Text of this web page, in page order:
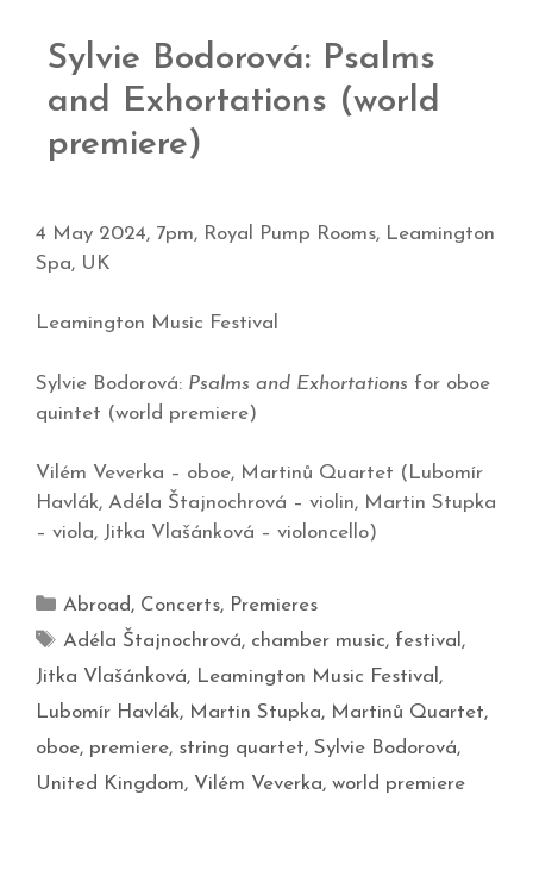
Sylvie Bodorová: Psalms
and Exhortations (world
premiere)
4 May 2024, 7pm, Royal Pump Rooms, Leamington
Spa, UK
Leamington Music Festival
Sylvie Bodorová: Psalms and Exhortations for oboe
quintet (world premiere)
Vilém Veverka – oboe, Martinů Quartet (Lubomír
Havlák, Adéla Štajnochrová – violin, Martin Stupka
– viola, Jitka Vlašánková – violoncello)
Abroad, Concerts, Premieres
Adéla Štajnochrová, chamber music, festival ,
Jitka Vlašánková, Leamington Music Festival ,
Lubomír Havlák, Martin Stupka, Martinů Quartet,
oboe, premiere, string quartet, Sylvie Bodorová,
United Kingdom, Vilém Veverka, world premiere